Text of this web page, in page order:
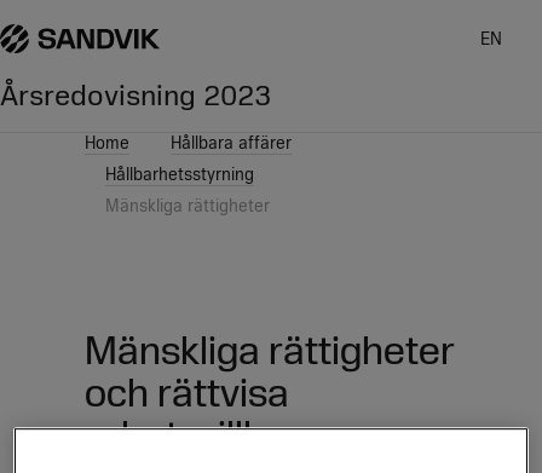
Årsredovisning 2023
EN
Home
Hållbara affärer
Hållbarhetsstyrning
Mänskliga rättigheter
Mänskliga rättigheter
och rättvisa
arbetsvillkor